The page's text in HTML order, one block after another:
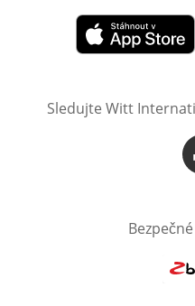
Otevře v novém
Sledujte Witt